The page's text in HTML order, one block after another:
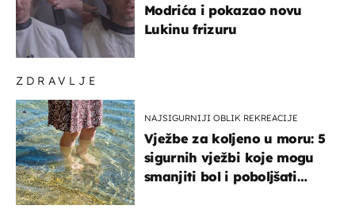
ZDRAVLJE
NAJSIGURNIJI OBLIK REKREACIJE
Vježbe za koljeno u moru: 5
sigurnih vježbi koje mogu
smanjiti bol i poboljšati
Modrića i pokazao novu
Lukinu frizuru